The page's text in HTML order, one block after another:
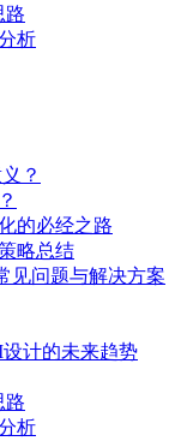
路​
析
？
的必经之路
略总结
见问题与解决方案
计的未来趋势​
路​
析